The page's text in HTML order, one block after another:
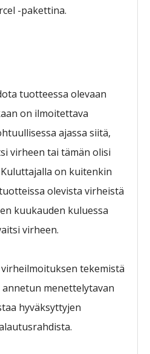
-pakettina.
tuotteessa olevaan
on ilmoitettava
ajassa siitä,
virheen tai tämän olisi
on kuitenkin
olevista virheistä
kuukauden kuluessa
virheen.
tekemistä
menettelytavan
hyväksyttyjen